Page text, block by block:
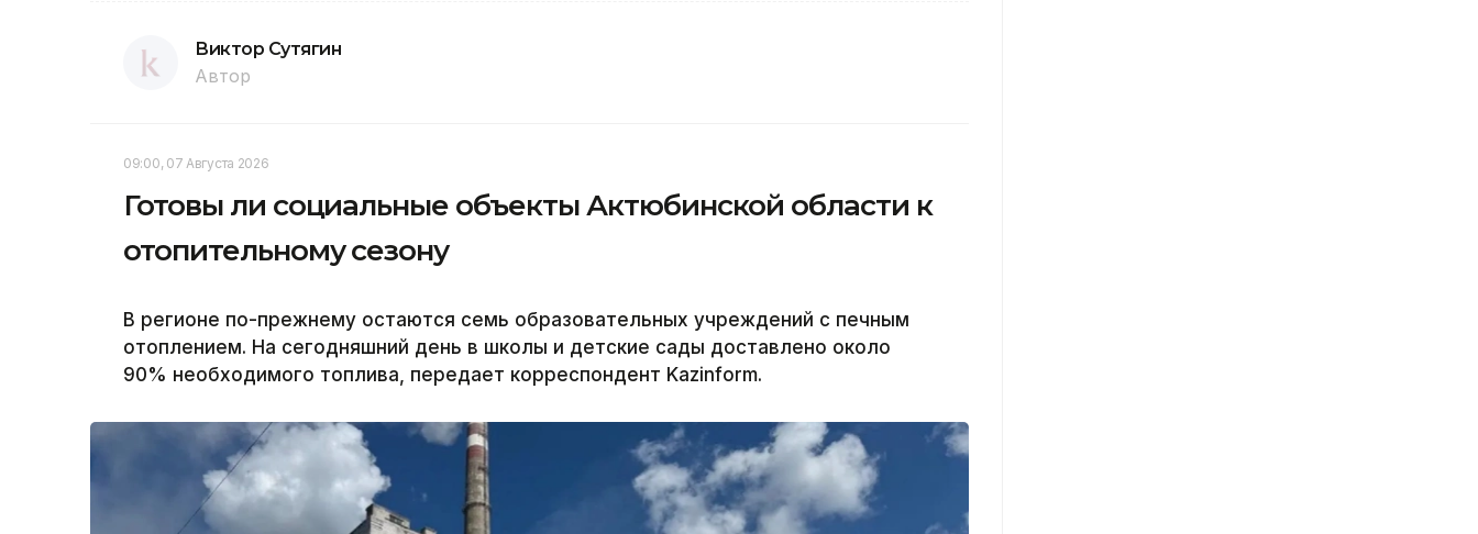
Виктор Сутягин
Автор
09:00, 07 Августа 2026
Готовы ли социальные объекты Актюбинской области к
отопительному сезону
В регионе по-прежнему остаются семь образовательных учреждений с печным
отоплением. На сегодняшний день в школы и детские сады доставлено около
90% необходимого топлива, передает корреспондент Kazinform.